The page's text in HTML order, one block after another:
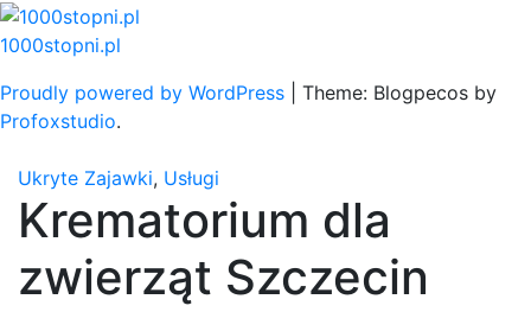
Skip
to
1000stopni.pl
Proudly powered by WordPress
Theme: Blogpecos by
Profoxstudio.
Ukryte Zajawki, Usługi
Krematorium dla
zwierząt Szczecin